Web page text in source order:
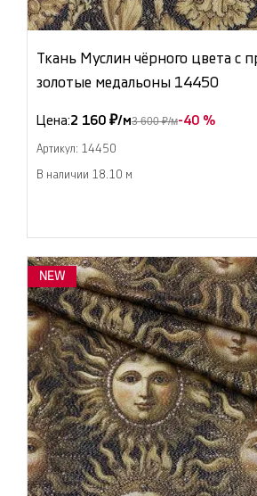
Ткань Муслин чёрного цвета с
золотые медальоны 14450
Цена:2 160 ₽/м3 600 ₽/м-40 %
Артикул: 14450
В наличии 18.10 м
NEW